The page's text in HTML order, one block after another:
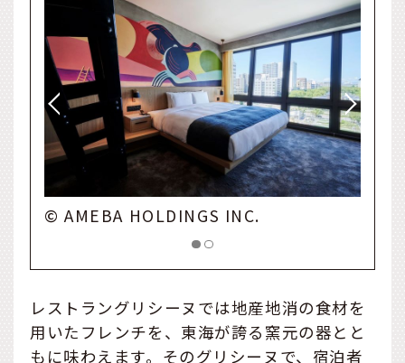
© AMEBA HOLDINGS INC.
レストラングリシーヌでは地産地消の食材を
用いたフレンチを、東海が誇る窯元の器とと
もに味わえます。そのグリシーヌで、宿泊者